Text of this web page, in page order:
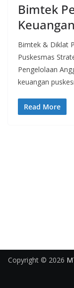
Bimtek
Bimtek & Diklat
Puskesmas
Pengelolaan
keuangan
Read More
Copyright © 2026